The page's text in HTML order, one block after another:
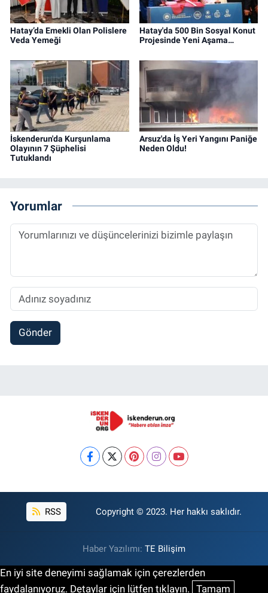
Hatay’da Emekli Olan Polislere
Veda Yemeği
Hatay'da 500 Bin Sosyal Konut
Projesinde Yeni Aşama…
İskenderun'da Kurşunlama
Olayının 7 Şüphelisi
Tutuklandı
Arsuz'da İş Yeri Yangını Paniğe
Neden Oldu!
Yorumlar
Gönder
RSS Copyright © 2023. Her hakkı saklıdır.
Haber Yazılımı: TE Bilişim
En iyi site deneyimi sağlamak için çerezlerden
faydalanıyoruz. Detaylar için lütfen tıklayın. Tamam